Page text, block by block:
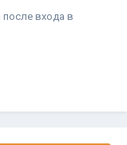
входа в